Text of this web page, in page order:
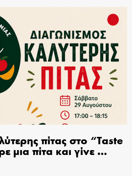
πίτας στο “Taste
μια πίτα και γίνε …